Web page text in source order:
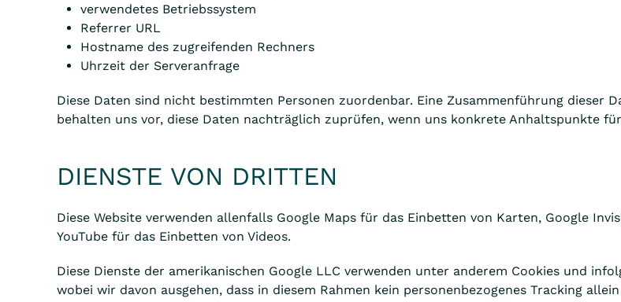
verwendetes Betriebssystem
Referrer URL
Hostname des zugreifenden Rechners
Uhrzeit der Serveranfrage
Diese Daten sind nicht bestimmten Personen zuordenbar. Eine Zusammenführung dieser
behalten uns vor, diese Daten nachträglich zuprüfen, wenn uns konkrete Anhaltspunkte
DIENSTE VON DRITTEN
Diese Website verwenden allenfalls Google Maps für das Einbetten von Karten, Google
YouTube für das Einbetten von Videos.
Diese Dienste der amerikanischen Google LLC verwenden unter anderem Cookies und
wobei wir davon ausgehen, dass in diesem Rahmen kein personenbezogenes Tracking